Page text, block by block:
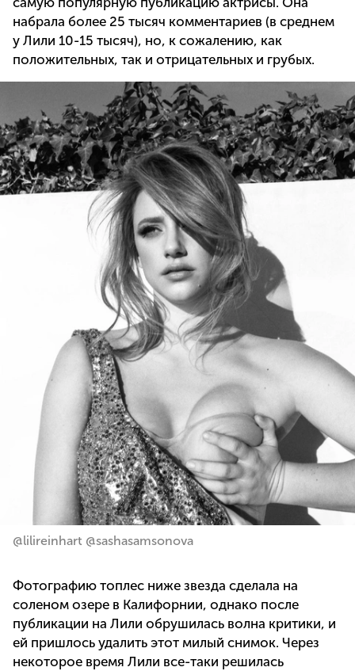
набрала более 25 тысяч комментариев (в среднем
у Лили 10-15 тысяч), но, к сожалению, как
положительных, так и отрицательных и грубых.
@lilireinhart @sashasamsonova
Фотографию топлес ниже звезда сделала на
соленом озере в Калифорнии, однако после
публикации на Лили обрушилась волна критики, и
ей пришлось удалить этот милый снимок. Через
некоторое время Лили все-таки решилась